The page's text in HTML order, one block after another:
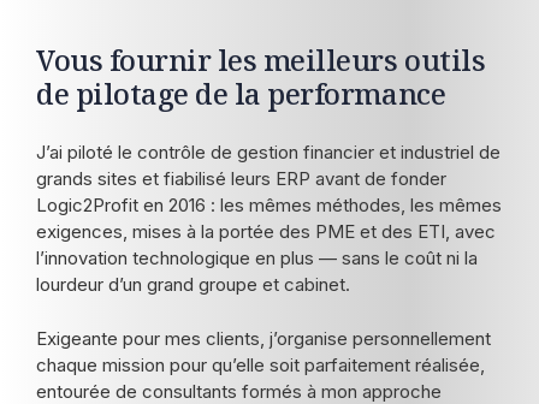
Vous fournir les meilleurs outils
de pilotage de la performance
J’ai piloté le contrôle de gestion financier et industriel de
grands sites et fiabilisé leurs ERP avant de fonder
Logic2Profit en 2016 : les mêmes méthodes, les mêmes
exigences, mises à la portée des PME et des ETI, avec
l’innovation technologique en plus — sans le coût ni la
lourdeur d’un grand groupe et cabinet.
Exigeante pour mes clients, j’organise personnellement
chaque mission pour qu’elle soit parfaitement réalisée,
entourée de consultants formés à mon approche